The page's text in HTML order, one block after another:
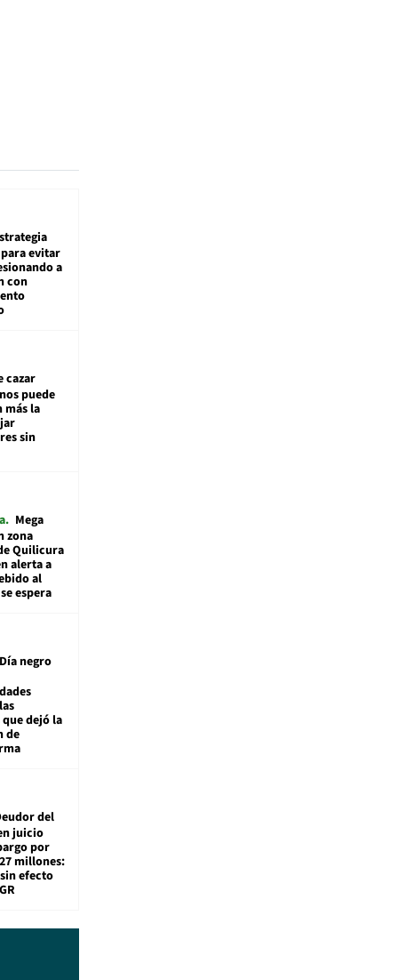
evitar
a
con
cazar
puede
más la
sin
Mega
zona
Quilicura
alerta a
al
espera
negro
dejó la
de
del
juicio
por
millones:
efecto